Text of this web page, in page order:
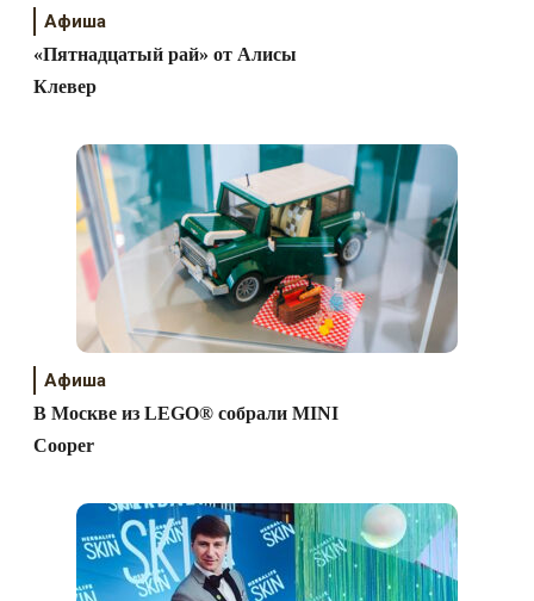
Афиша
«Пятнадцатый рай» от Алисы
Клевер
Афиша
В Москве из LEGO® собрали MINI
Cooper